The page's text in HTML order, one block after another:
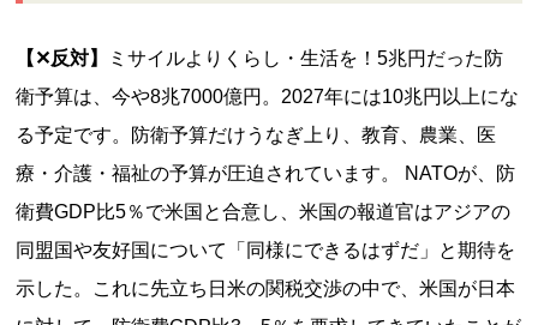
【✕反対】
ミサイルよりくらし・生活を！5兆円だった防
衛予算は、今や8兆7000億円。2027年には10兆円以上にな
る予定です。防衛予算だけうなぎ上り、教育、農業、医
療・介護・福祉の予算が圧迫されています。 NATOが、防
衛費GDP比5％で米国と合意し、米国の報道官はアジアの
同盟国や友好国について「同様にできるはずだ」と期待を
示した。これに先立ち日米の関税交渉の中で、米国が日本